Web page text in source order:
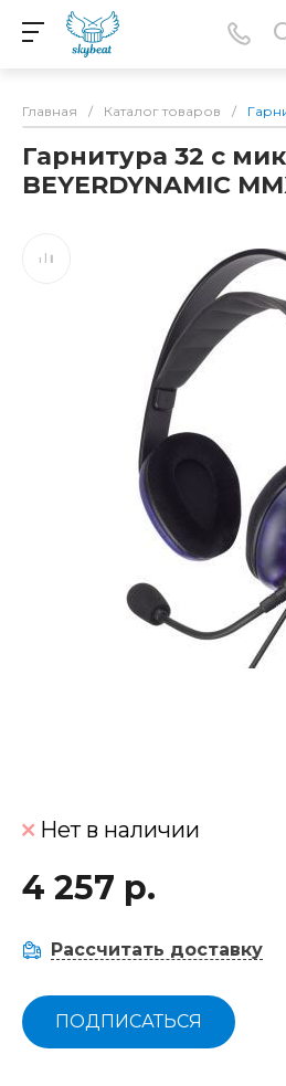
Главная / Каталог товаров /
Гарнитура 32 с
BEYERDYNAMIC
Нет в наличии
4 257 р.
Рассчитать доставку
ПОДПИСАТЬСЯ